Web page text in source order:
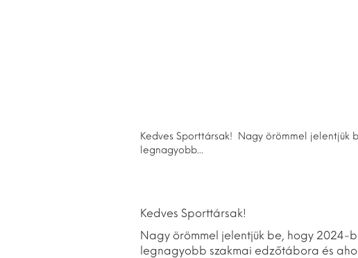
Kedves Sporttársak! Nagy örömmel jelentjük
legnagyobb...
Kedves Sporttársak!
Nagy örömmel jelentjük be, hogy 2024-
legnagyobb szakmai edzőtábora és